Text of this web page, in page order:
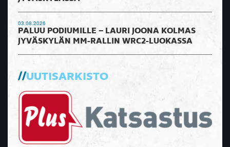
03.08.2026
PALUU PODIUMILLE – LAURI JOONA KOLMAS
JYVÄSKYLÄN MM-RALLIN WRC2-LUOKASSA
UUTISARKISTO